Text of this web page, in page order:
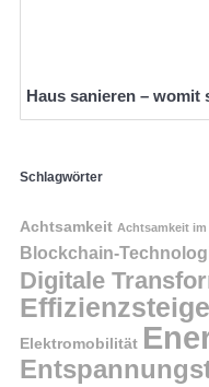
Haus sanieren – womit
Schlagwörter
Achtsamkeit Achtsamkeit
Blockchain-
Digitale
Elektromobilität